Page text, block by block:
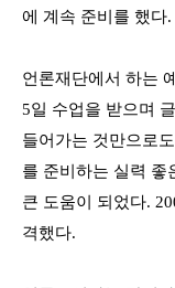
에 계속 준비를 했다.
언론재단에서 하는
5일 수업을 받으며
들어가는 것만으로
를 준비하는 실력 좋
큰 도움이 되었다.
격했다.